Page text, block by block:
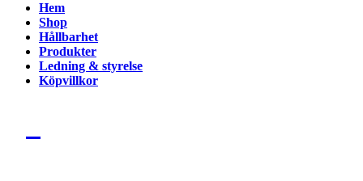
Hem
Shop
Hållbarhet
Produkter
Ledning & styrelse
Köpvillkor